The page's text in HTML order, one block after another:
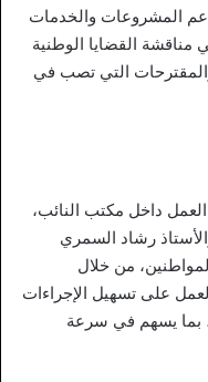
دعم المشروعات والخدمات
القضايا الوطنية
التي تصب في
داخل مكتب النائب،
رشاد السمري
من خلال
على تسهيل الإجراءات
بما يسهم في سرعة